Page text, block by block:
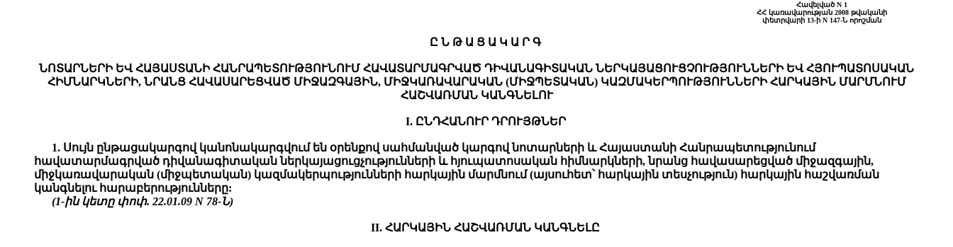
Հավելված N 1
ՀՀ կառավարության 2008 թվականի
փետրվարի 13-ի N 147-Ն որոշման
Ը Ն Թ Ա Ց Ա Կ Ա Ր Գ
ՆՈՏԱՐՆԵՐԻ ԵՎ ՀԱՅԱՍՏԱՆԻ ՀԱՆՐԱՊԵՏՈՒԹՅՈՒՆՈՒՄ ՀԱՎԱՏԱՐՄԱԳՐՎԱԾ ԴԻՎԱՆԱԳԻՏԱԿԱՆ ՆԵՐԿԱՅԱՑՈՒՑՉՈՒԹՅՈՒՆՆԵՐԻ ԵՎ ՀՅՈՒՊԱՏՈՍԱԿԱՆ
ՀԻՄՆԱՐԿՆԵՐԻ, ՆՐԱՆՑ ՀԱՎԱՍԱՐԵՑՎԱԾ ՄԻՋԱԶԳԱՅԻՆ, ՄԻՋԿԱՌԱՎԱՐԱԿԱՆ (ՄԻՋՊԵՏԱԿԱՆ) ԿԱԶՄԱԿԵՐՊՈՒԹՅՈՒՆՆԵՐԻ ՀԱՐԿԱՅԻՆ ՄԱՐՄՆՈՒՄ
ՀԱՇՎԱՌՄԱՆ ԿԱՆԳՆԵԼՈՒ
I. ԸՆԴՀԱՆՈՒՐ ԴՐՈՒՅԹՆԵՐ
1. Սույն ընթացակարգով կանոնակարգվում են օրենքով սահմանված կարգով նոտարների և Հայաստանի Հանրապետությունում
հավատարմագրված դիվանագիտական ներկայացուցչությունների և հյուպատոսական հիմնարկների, նրանց հավասարեցված միջազգային,
միջկառավարական (միջպետական) կազմակերպությունների հարկային մարմնում (այսուհետ՝ հարկային տեսչություն) հարկային հաշվառման
կանգնելու հարաբերությունները:
(1-ին կետը փոփ. 22.01.09 N 78-Ն)
II. ՀԱՐԿԱՅԻՆ ՀԱՇՎԱՌՄԱՆ ԿԱՆԳՆԵԼԸ